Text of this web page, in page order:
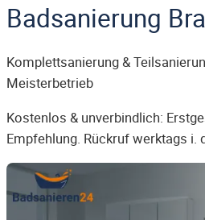
Badsanierung
Komplettsanierung &
Meisterbetrieb
Kostenlos & unverbindlich:
Empfehlung. Rückruf werktags i.